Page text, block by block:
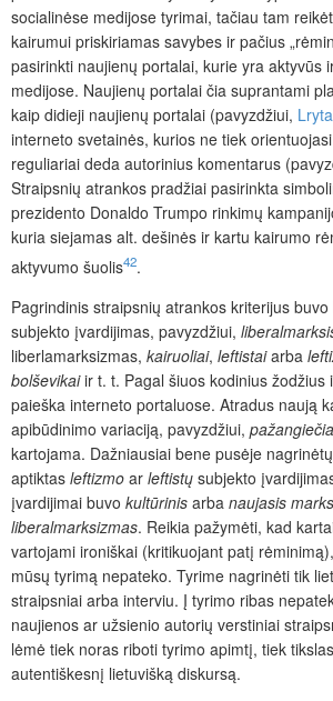
socialinėse medijose tyrimai, tačiau tam
kairumui priskiriamas savybes ir pačius
pasirinkti naujienų portalai, kurie yra aktyvūs
medijose. Naujienų portalai čia suprantami
kaip didieji naujienų portalai (pavyzdžiui,
interneto svetainės, kurios ne tiek
reguliariai deda autorinius komentarus
Straipsnių atrankos pradžiai pasirinkta
prezidento Donaldo Trumpo rinkimų
kuria siejamas alt. dešinės ir kartu kairumo
aktyvumo šuolis42.
Pagrindinis straipsnių atrankos kriterijus
subjekto įvardijimas, pavyzdžiui,
liberlamarksizmas, kairuoliai, leftistaiarba
bolševikaiir t. t. Pagal šiuos kodinius žodžius
paieška interneto portaluose. Atradus naują
apibūdinimo variaciją, pavyzdžiui,
kartojama. Dažniausiai bene pusėje
aptiktas leftizmo ar leftistų subjekto
įvardijimai buvo kultūrinis arba naujasis
liberalmarksizmas. Reikia pažymėti, kad
vartojami ironiškai (kritikuojant patį
mūsų tyrimą nepateko. Tyrime nagrinėti tik
straipsniai arba interviu. Į tyrimo ribas
naujienos ar užsienio autorių verstiniai
lėmė tiek noras riboti tyrimo apimtį, tiek
autentiškesnį lietuvišką diskursą.